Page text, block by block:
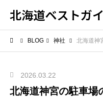
北海道ベストガ
BLOG 神社 北海道神宮の
2026.03.22
北海道神宮の駐車場